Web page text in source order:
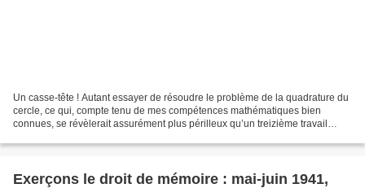
Un casse-tête ! Autant essayer de résoudre le problème de la quadrature du
cercle, ce qui, compte tenu de mes compétences mathématiques bien
connues, se révèlerait assurément plus périlleux qu’un treizième travail
Exerçons le droit de mémoire : mai-juin 1941,